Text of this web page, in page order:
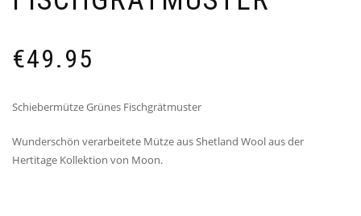
€49.95
Schiebermütze Grünes Fischgrätmuster
Wunderschön verarbeitete Mütze aus Shetland Wool aus der
Hertitage Kollektion von Moon.